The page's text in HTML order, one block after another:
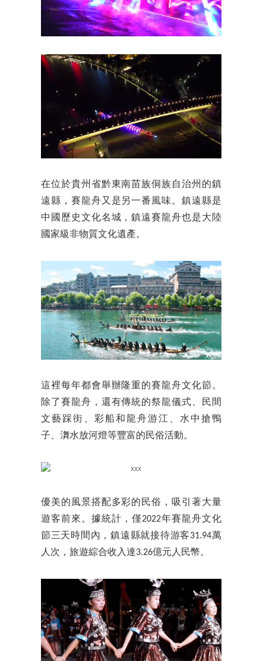
在位於貴州省黔東南苗族侗族自治州的鎮
遠縣，賽龍舟又是另一番風味。鎮遠縣是
中國歷史文化名城，鎮遠賽龍舟也是大陸
國家級非物質文化遺產。
這裡每年都會舉辦隆重的賽龍舟文化節。
除了賽龍舟，還有傳統的祭龍儀式、民間
文藝踩街、彩船和龍舟游江、水中搶鴨
子、㵲水放河燈等豐富的民俗活動。
優美的風景搭配多彩的民俗，吸引著大量
遊客前來。據統計，僅2022年賽龍舟文化
節三天時間內，鎮遠縣就接待游客31.94萬
人次，旅遊綜合收入達3.26億元人民幣。